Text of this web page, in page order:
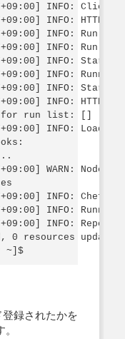
INFO:
INFO: HTTP
INFO: Run
INFO: Run
INFO:
INFO:
INFO: Start
INFO: HTTP
for run list: []
INFO:
WARN:
INFO: Chef
INFO:
INFO: Report
resources updated
録されたかを